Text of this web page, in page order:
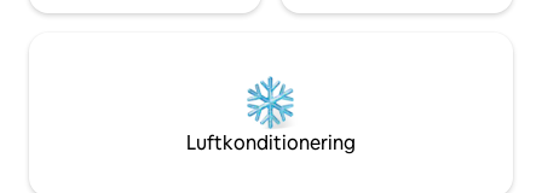
Luftkonditionering